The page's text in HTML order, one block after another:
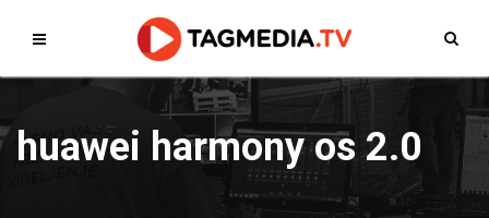
huawei harmony os 2.0